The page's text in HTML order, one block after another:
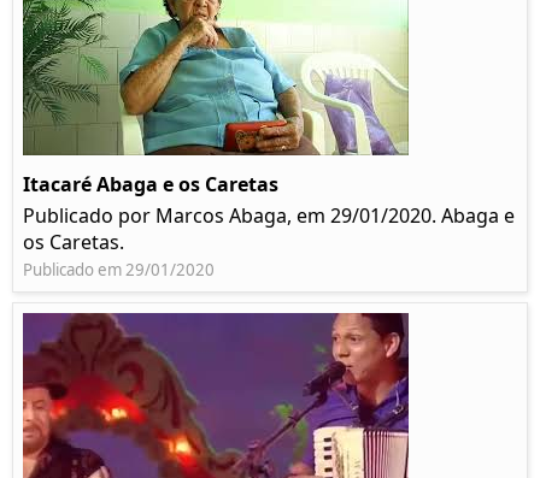
Itacaré Abaga e os Caretas
Publicado por Marcos Abaga, em 29/01/2020. Abaga e
os Caretas.
Publicado em 29/01/2020